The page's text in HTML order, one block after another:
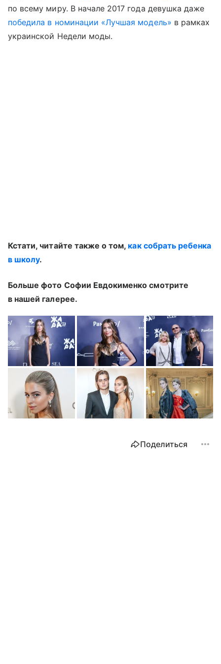
по всему миру. В начале 2017 года девушка даже
победила в номинации «Лучшая модель» в рамках
украинской Недели моды.
Кстати, читайте также о том, как собрать ребенка
в школу.
Больше фото Софии Евдокименко смотрите
в нашей галерее.
Поделиться